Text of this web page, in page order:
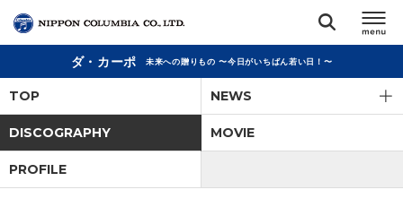
閉じる
アーティスト
ダ・カーポ 未来への贈りもの 〜今日がいちばん若い日！〜
TOP NEWS
DISCOGRAPHY MOVIE
PROFILE